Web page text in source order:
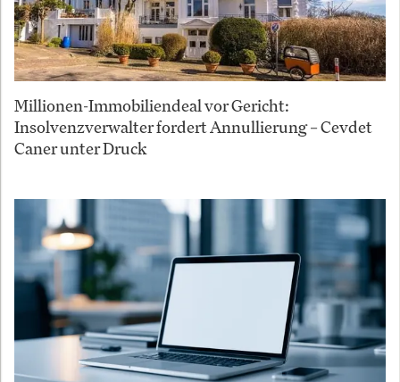
Millionen-Immobiliendeal vor Gericht:
Insolvenzverwalter fordert Annullierung – Cevdet
Caner unter Druck